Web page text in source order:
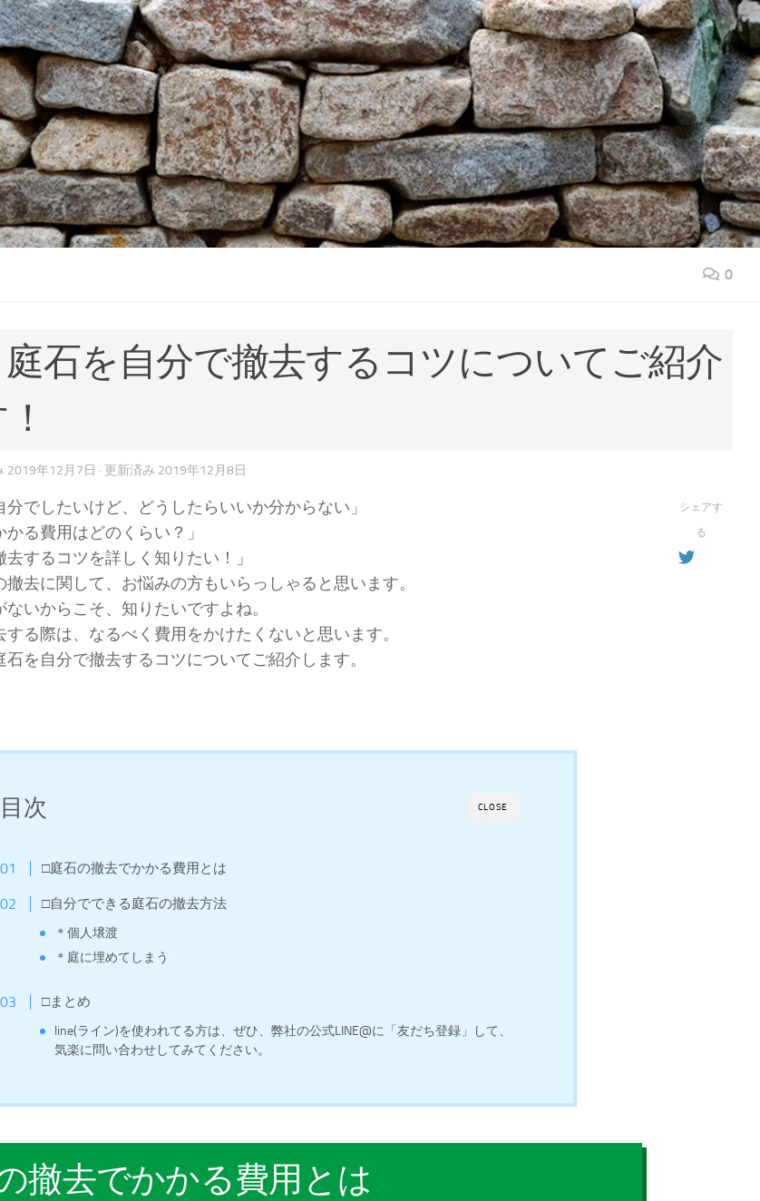
0
石を自分で撤去するコツについてご紹介
2019年12月7日 · 更新済み 2019年12月8日
分でしたいけど、どうしたらいいか分からない」
かる費用はどのくらい？」
去するコツを詳しく知りたい！」
去に関して、お悩みの方もいらっしゃると思います。
いからこそ、知りたいですよね。
する際は、なるべく費用をかけたくないと思います。
を自分で撤去するコツについてご紹介します。
CLOSE
目次
□庭石の撤去でかかる費用とは
□自分でできる庭石の撤去方法
＊個人壌渡
＊庭に埋めてしまう
□まとめ
line(ライン)を使われてる方は、ぜひ、弊社の公式LINE@に「友だち登録」して、
気楽に問い合わせしてみてください。
撤去でかかる費用とは
シェアす
る